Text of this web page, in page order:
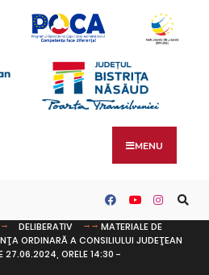
MENU
DELIBERATIV
MATERIALE DE
ORDINARĂ A CONSILIULUI JUDEŢEAN
27.06.2024, ORELE 14:30 -